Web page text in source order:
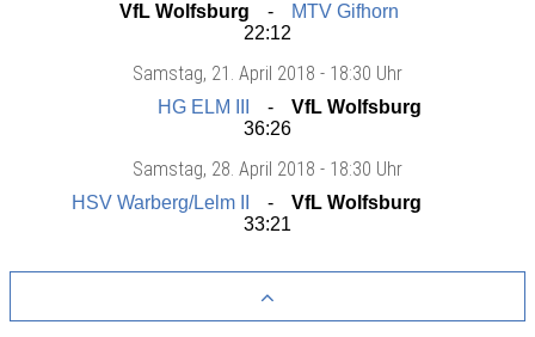
VfL Wolfsburg
MTV Gifhorn
22:12
Samstag, 21. April 2018 - 18:30 Uhr
HG ELM III
VfL Wolfsburg
36:26
Samstag, 28. April 2018 - 18:30 Uhr
HSV Warberg/Lelm II
VfL Wolfsburg
33:21